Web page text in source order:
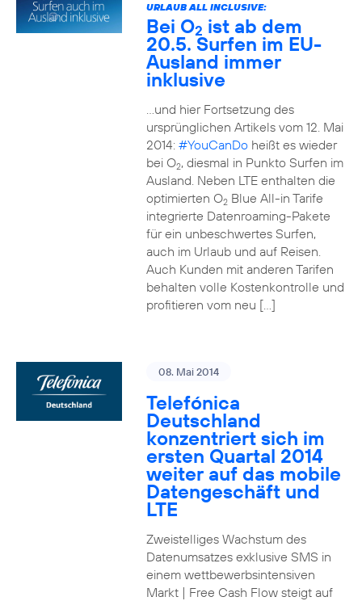
URLAUB ALL INCLUSIVE:
Bei O2 ist ab dem
20.5. Surfen im EU-
Ausland immer
inklusive
…und hier Fortsetzung des
ursprünglichen Artikels vom 12. Mai
2014: #YouCanDoheißt es wieder
bei O2, diesmal in Punkto Surfen im
Ausland. Neben LTE enthalten die
optimierten O2Blue All-in Tarife
integrierte Datenroaming-Pakete
für ein unbeschwertes Surfen,
auch im Urlaub und auf Reisen.
Auch Kunden mit anderen Tarifen
behalten volle Kostenkontrolle und
profitieren vom neu […]
08. Mai 2014
Telefónica
Deutschland
konzentriert sich im
ersten Quartal 2014
weiter auf das mobile
Datengeschäft und
LTE
Zweistelliges Wachstum des
Datenumsatzes exklusive SMS in
einem wettbewerbsintensiven
Markt | Free Cash Flow steigt auf